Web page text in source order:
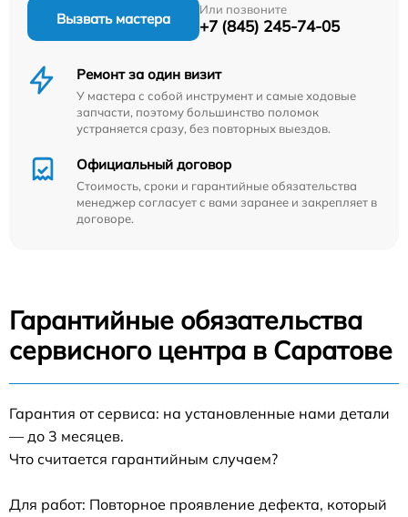
Вызвать мастера
Или позвоните
+7 (845) 245-74-05
Ремонт за один визит
У мастера с собой инструмент и самые ходовые
запчасти, поэтому большинство поломок
устраняется сразу, без повторных выездов.
Официальный договор
Стоимость, сроки и гарантийные обязательства
менеджер согласует с вами заранее и закрепляет в
договоре.
Гарантийные обязательства
сервисного центра в Саратове
Гарантия от сервиса: на установленные нами детали
— до 3 месяцев.
Что считается гарантийным случаем?
Для работ: Повторное проявление дефекта, который